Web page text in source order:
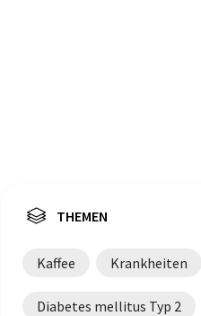
THEMEN
Kaffee Krankheiten
Diabetes mellitus Typ 2